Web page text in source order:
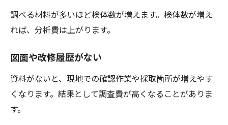
調べる材料が多いほど検体数が増えます。検体数が増え
れば、分析費は上がります。
図面や改修履歴がない
資料がないと、現地での確認作業や採取箇所が増えやす
くなります。結果として調査費が高くなることがありま
す。